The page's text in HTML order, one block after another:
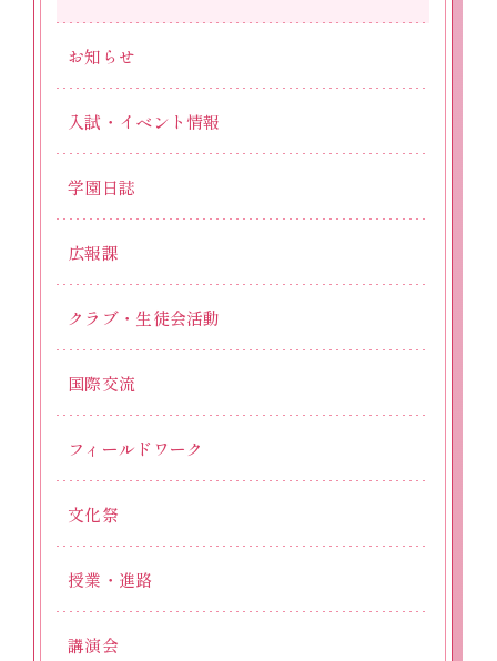
お知らせ
入試・イベント情報
学園日誌
広報課
クラブ・生徒会活動
国際交流
フィールドワーク
文化祭
授業・進路
講演会